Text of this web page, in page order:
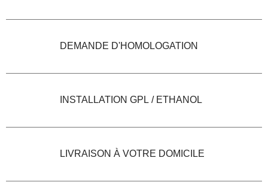
DEMANDE D'HOMOLOGATION
INSTALLATION GPL / ETHANOL
LIVRAISON À VOTRE DOMICILE